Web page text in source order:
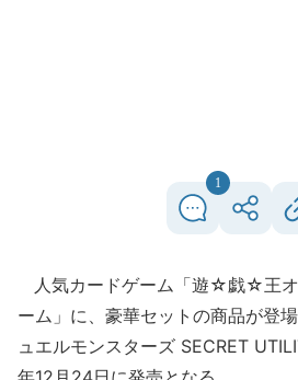
1
人気カードゲーム「遊☆戯☆王オ
ーム」に、豪華セットの商品が登
ュエルモンスターズ SECRET